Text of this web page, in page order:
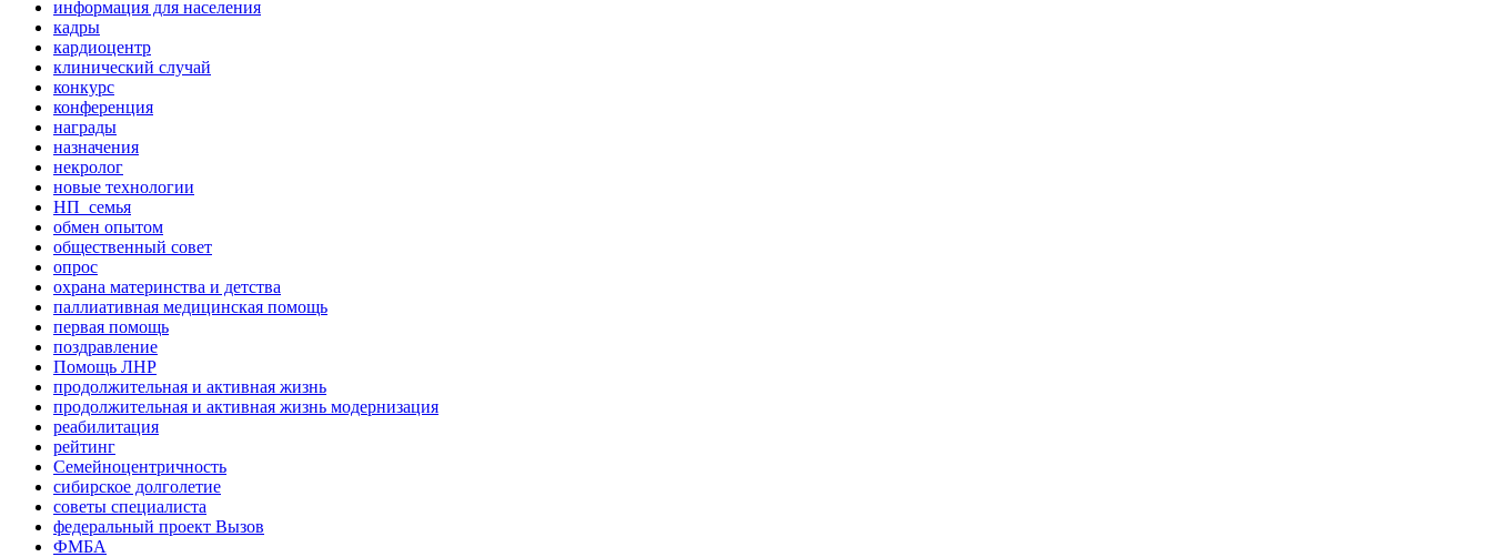
информация для населения
кадры
кардиоцентр
клинический случай
конкурс
конференция
награды
назначения
некролог
новые технологии
НП_семья
обмен опытом
общественный совет
опрос
охрана материнства и детства
паллиативная медицинская помощь
первая помощь
поздравление
Помощь ЛНР
продолжительная и активная жизнь
продолжительная и активная жизнь модернизация
реабилитация
рейтинг
Семейноцентричность
сибирское долголетие
советы специалиста
федеральный проект Вызов
ФМБА